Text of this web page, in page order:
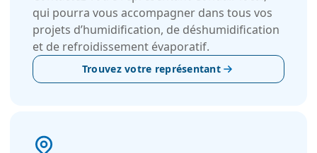
qui pourra vous accompagner dans tous vos
projets d’humidification, de déshumidification
et de refroidissement évaporatif.
Trouvez votre représentant